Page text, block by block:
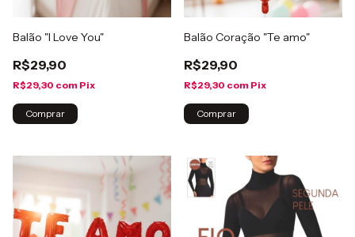
Balão "I Love You"
R$29,90
R$29,30 com Pix
Comprar
Balão Coração "Te amo"
R$29,90
R$29,30 com Pix
Comprar